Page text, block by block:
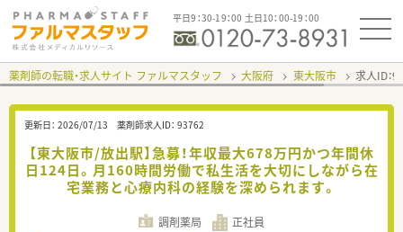
平日9：30-19：00 土日10：00-19：00
薬剤師の転職・求人サイト ファルマスタッフ 大阪府 東大阪市 求人ID：
更新日： 2026/07/13 薬剤師求人ID： 93762
【東大阪市/放出駅】急募！年収最大678万円かつ年間休
日124日。月160時間労働で私生活を大切にしながら在
宅業務と心療内科の経験を深められます。
調剤薬局 正社員